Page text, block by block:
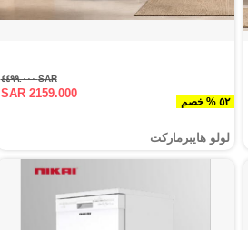
٥٢ % خصم
SAR ٤٤٩٩.٠٠٠
SAR 2159.000
لولو هايبرماركت